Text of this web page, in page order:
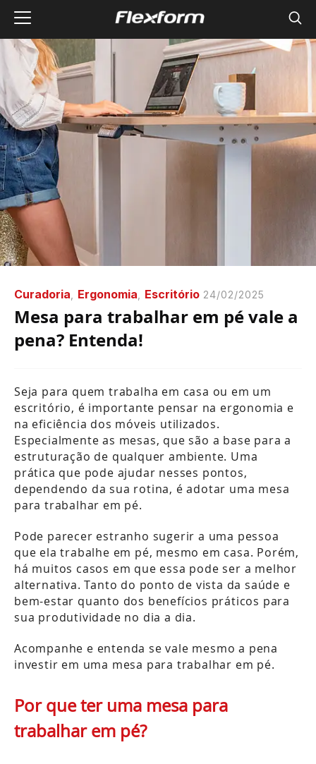
Curadoria Ergonomia Escritório 24/02/2025
Mesa para trabalhar em pé vale a
pena? Entenda!
Seja para quem trabalha em casa ou em um
escritório, é importante pensar na ergonomia e
na eficiência dos móveis utilizados.
Especialmente as mesas, que são a base para a
estruturação de qualquer ambiente. Uma
prática que pode ajudar nesses pontos,
dependendo da sua rotina, é adotar uma mesa
para trabalhar em pé.
Pode parecer estranho sugerir a uma pessoa
que ela trabalhe em pé, mesmo em casa. Porém,
há muitos casos em que essa pode ser a melhor
alternativa. Tanto do ponto de vista da saúde e
bem-estar quanto dos benefícios práticos para
sua produtividade no dia a dia.
Acompanhe e entenda se vale mesmo a pena
investir em uma mesa para trabalhar em pé.
Por que ter uma mesa para
trabalhar em pé?